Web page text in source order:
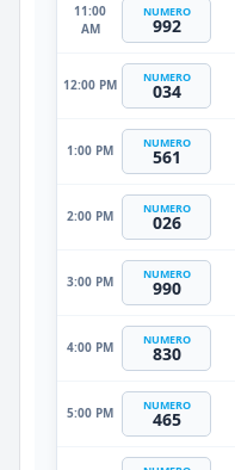
11:00
AM
NUMERO
992
12:00 PM NUMERO
034
1:00 PM NUMERO
561
2:00 PM NUMERO
026
3:00 PM NUMERO
990
4:00 PM NUMERO
830
5:00 PM NUMERO
465